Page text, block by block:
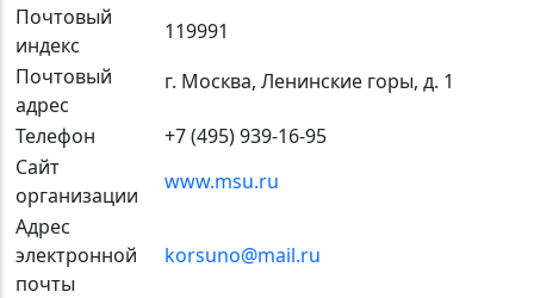
Почтовый
индекс
119991
Почтовый
адрес
г. Москва, Ленинские горы, д. 1
Телефон
+7 (495) 939-16-95
Сайт
организации
www.msu.ru
Адрес
электронной
почты
korsuno@mail.ru